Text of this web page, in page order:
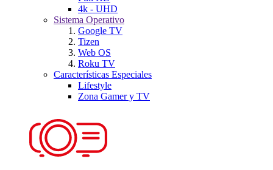
4k - UHD
Sistema Operativo
Google TV
Tizen
Web OS
Roku TV
Características Especiales
Lifestyle
Zona Gamer y TV